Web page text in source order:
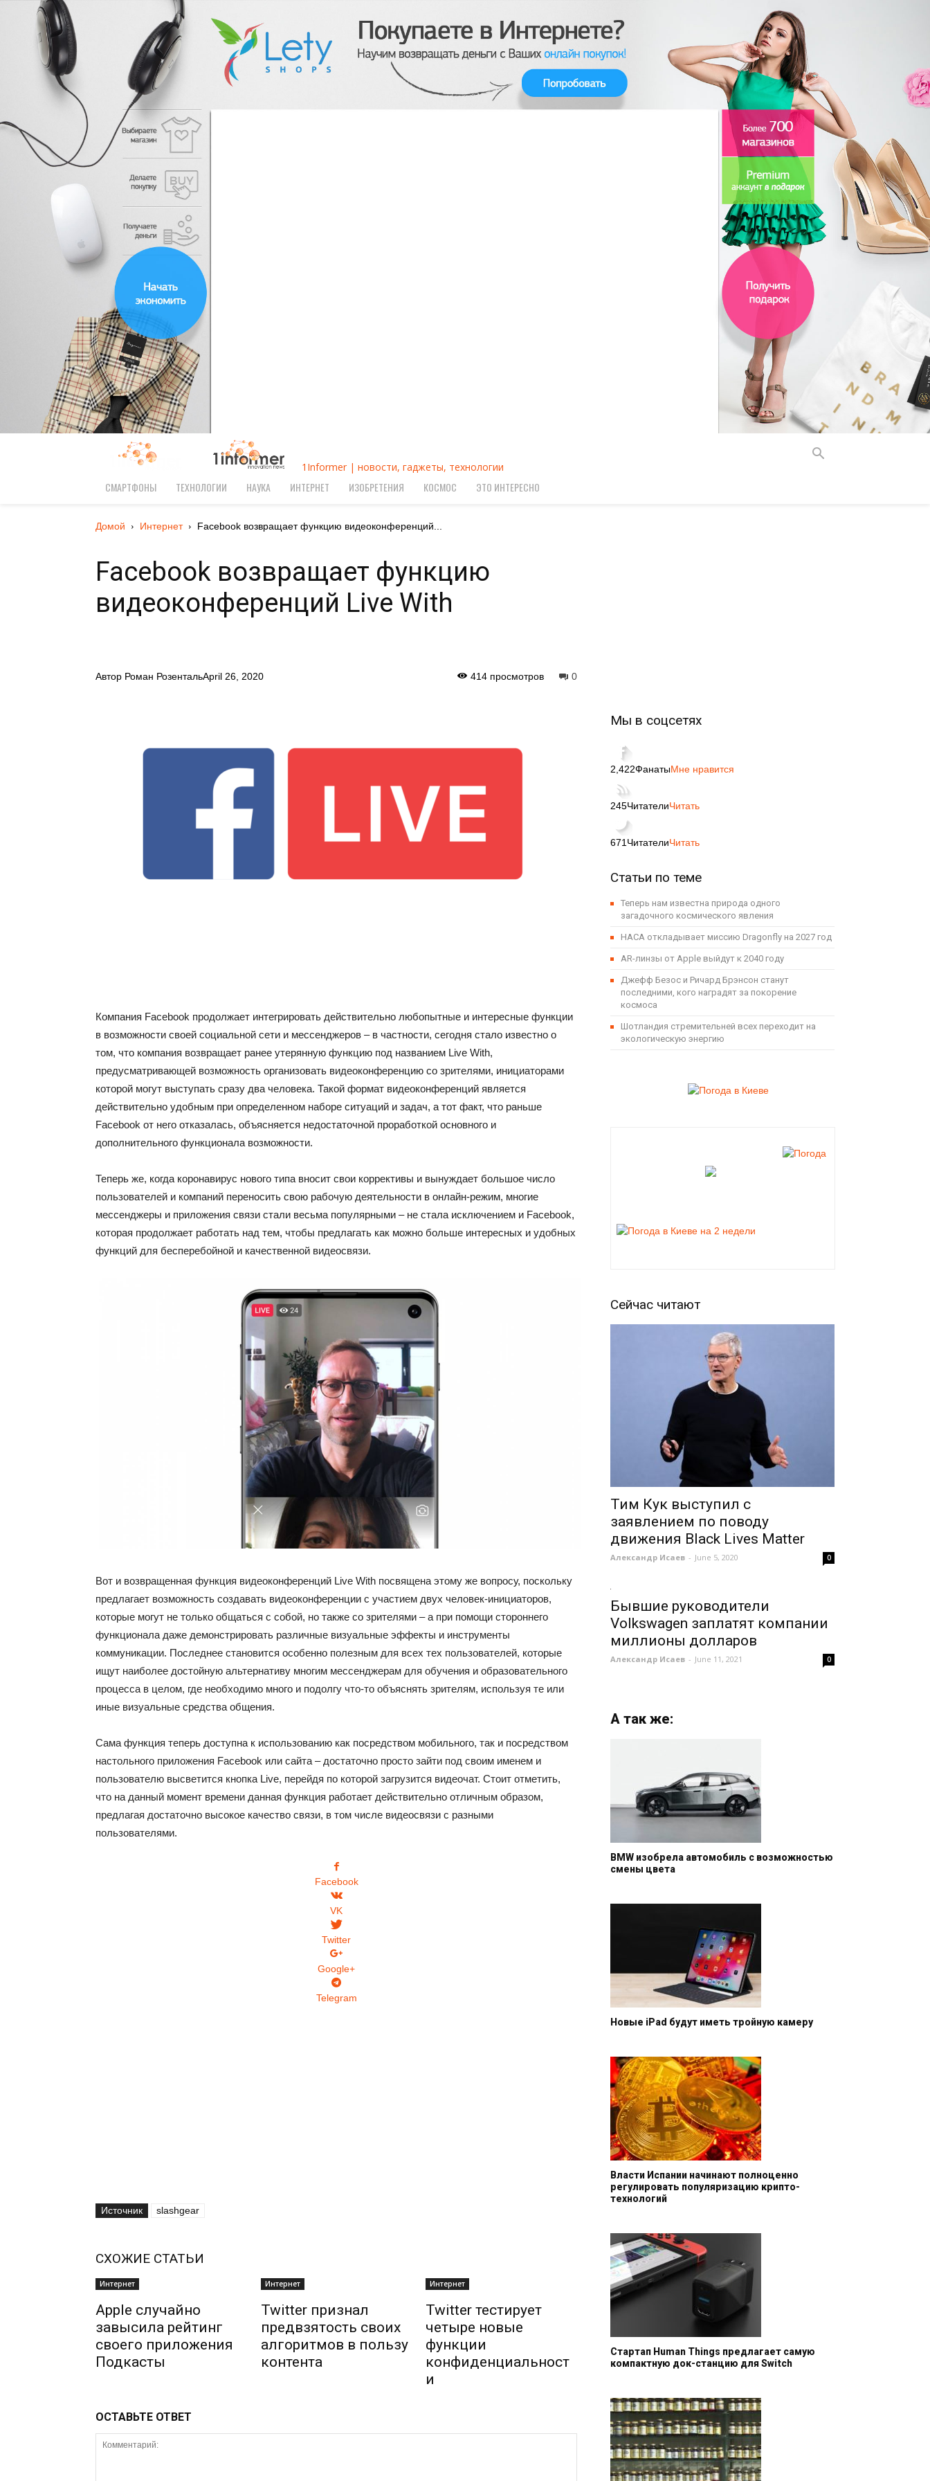
1Informer | новости, гаджеты, технологии
СМАРТФОНЫ ТЕХНОЛОГИИ НАУКА ИНТЕРНЕТ ИЗОБРЕТЕНИЯ КОСМОС ЭТО ИНТЕРЕСНО
Домой Интернет Facebook возвращает функцию видеоконференций...
Facebook возвращает функцию
видеоконференций Live With
Автор Роман РозентальApril 26, 2020 0
414 просмотров
Компания Facebook продолжает интегрировать действительно любопытные и интересные функции
в возможности своей социальной сети и мессенджеров – в частности, сегодня стало известно о
том, что компания возвращает ранее утерянную функцию под названием Live With,
предусматривающей возможность организовать видеоконференцию со зрителями, инициаторами
которой могут выступать сразу два человека. Такой формат видеоконференций является
действительно удобным при определенном наборе ситуаций и задач, а тот факт, что раньше
Facebook от него отказалась, объясняется недостаточной проработкой основного и
дополнительного функционала возможности.
Теперь же, когда коронавирус нового типа вносит свои коррективы и вынуждает большое число
пользователей и компаний переносить свою рабочую деятельности в онлайн-режим, многие
мессенджеры и приложения связи стали весьма популярными – не стала исключением и Facebook,
которая продолжает работать над тем, чтобы предлагать как можно больше интересных и удобных
функций для бесперебойной и качественной видеосвязи.
Вот и возвращенная функция видеоконференций Live With посвящена этому же вопросу, поскольку
предлагает возможность создавать видеоконференции с участием двух человек-инициаторов,
которые могут не только общаться с собой, но также со зрителями – а при помощи стороннего
функционала даже демонстрировать различные визуальные эффекты и инструменты
коммуникации. Последнее становится особенно полезным для всех тех пользователей, которые
ищут наиболее достойную альтернативу многим мессенджерам для обучения и образовательного
процесса в целом, где необходимо много и подолгу что-то объяснять зрителям, используя те или
иные визуальные средства общения.
Сама функция теперь доступна к использованию как посредством мобильного, так и посредством
настольного приложения Facebook или сайта – достаточно просто зайти под своим именем и
пользователю высветится кнопка Live, перейдя по которой загрузится видеочат. Стоит отметить,
что на данный момент времени данная функция работает действительно отличным образом,
предлагая достаточно высокое качество связи, в том числе видеосвязи с разными
пользователями.
Facebook
VK
Twitter
Google+
Telegram
Источник slashgear
СХОЖИЕ СТАТЬИ
Интернет
Apple случайно
завысила рейтинг
своего приложения
Подкасты
Интернет
Twitter признал
предвзятость своих
алгоритмов в пользу
контента
Интернет
Twitter тестирует
четыре новые
функции
конфиденциальност
и
ОСТАВЬТЕ ОТВЕТ
Мы в соцсетях
2,422ФанатыМне нравится
245ЧитателиЧитать
671 ЧитателиЧитать
Статьи по теме
Теперь нам известна природа одного
загадочного космического явления
НАСА откладывает миссию Dragonfly на 2027 год
AR-линзы от Apple выйдут к 2040 году
Джефф Безос и Ричард Брэнсон станут
последними, кого наградят за покорение
космоса
Шотландия стремительней всех переходит на
экологическую энергию
Сейчас читают
Тим Кук выступил с
заявлением по поводу
движения Black Lives Matter
Александр Исаев - June 5, 2020 0
Бывшие руководители
Volkswagen заплатят компании
миллионы долларов
Александр Исаев - June 11, 2021 0
А так же:
BMW изобрела автомобиль с возможностью
смены цвета
Новые iPad будут иметь тройную камеру
Власти Испании начинают полноценно
регулировать популяризацию крипто-
технологий
Стартап Human Things предлагает самую
компактную док-станцию для Switch